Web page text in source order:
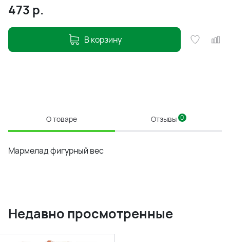
473 р.
В корзину
О товаре Отзывы 0
Мармелад фигурный вес
Недавно просмотренные